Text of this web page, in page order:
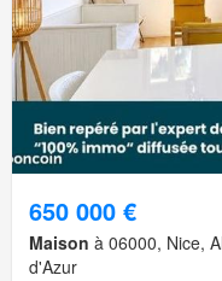
650 000 €
Maison à 06000, Nice,
d'Azur